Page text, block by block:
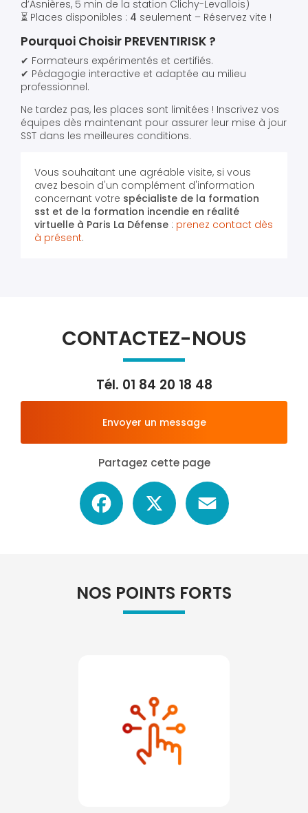
d’Asnières, 5 min de la station Clichy-Levallois)
⏳ Places disponibles : 4 seulement – Réservez vite !
Pourquoi Choisir PREVENTIRISK ?
✔ Formateurs expérimentés et certifiés.
✔ Pédagogie interactive et adaptée au milieu
professionnel.
Ne tardez pas, les places sont limitées ! Inscrivez vos
équipes dès maintenant pour assurer leur mise à jour
SST dans les meilleures conditions.
Vous souhaitant une agréable visite, si vous
avez besoin d'un complément d'information
concernant votre spécialiste de la formation
sst et de la formation incendie en réalité
virtuelle à Paris La Défense : prenez contact dès
à présent.
CONTACTEZ-NOUS
Tél. 01 84 20 18 48
Envoyer un message
Partagez cette page
Facebook
NOS POINTS FORTS